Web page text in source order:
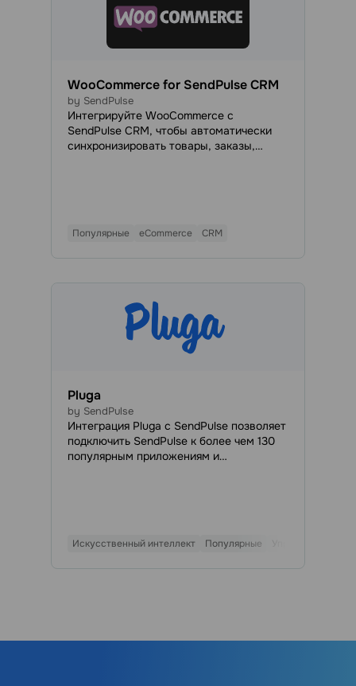
WooCommerce for SendPulse CRM
by SendPulse
Интегрируйте WooCommerce с
SendPulse CRM, чтобы автоматически
синхронизировать товары, заказы,
Популярные eCommerce CRM
Pluga
by SendPulse
Интеграция Pluga с SendPulse позволяет
подключить SendPulse к более чем 130
популярным приложениям и
автоматически запускайте email-, SMS-
Искусственный интеллект Популярные